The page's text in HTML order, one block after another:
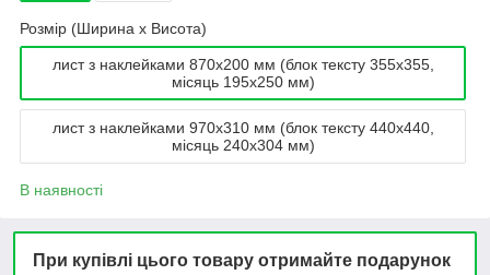
Розмір (Ширина х Висота)
лист з наклейками 870х200 мм (блок тексту 355х355,
місяць 195х250 мм)
лист з наклейками 970х310 мм (блок тексту 440х440,
місяць 240х304 мм)
В наявності
При купівлі цього товару отримайте подарунок